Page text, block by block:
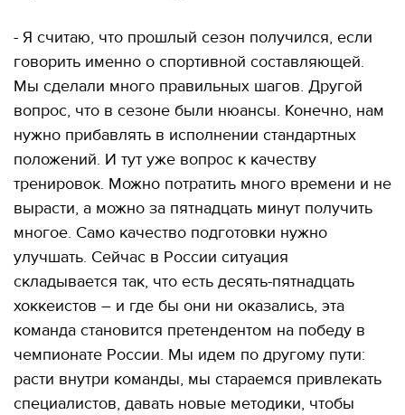
- Я считаю, что прошлый сезон получился, если
говорить именно о спортивной составляющей.
Мы сделали много правильных шагов. Другой
вопрос, что в сезоне были нюансы. Конечно, нам
нужно прибавлять в исполнении стандартных
положений. И тут уже вопрос к качеству
тренировок. Можно потратить много времени и не
вырасти, а можно за пятнадцать минут получить
многое. Само качество подготовки нужно
улучшать. Сейчас в России ситуация
складывается так, что есть десять-пятнадцать
хоккеистов – и где бы они ни оказались, эта
команда становится претендентом на победу в
чемпионате России. Мы идем по другому пути:
расти внутри команды, мы стараемся привлекать
специалистов, давать новые методики, чтобы